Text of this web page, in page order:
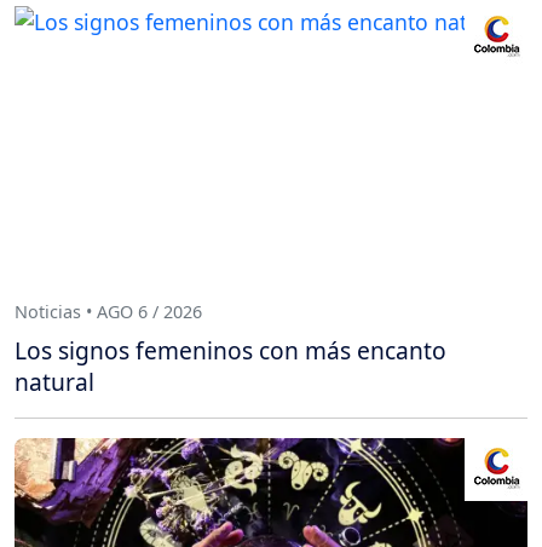
Noticias • AGO 6 / 2026
Los signos femeninos con más encanto
natural